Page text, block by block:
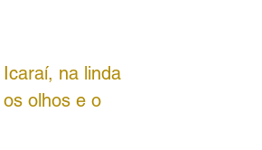
na linda
olhos e o